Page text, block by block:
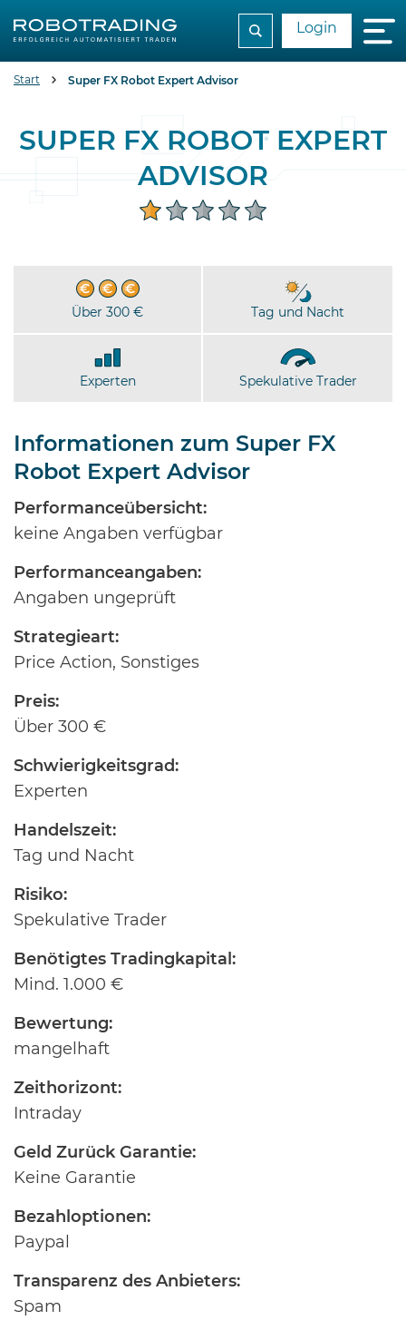
Login
Start Super FX Robot Expert Advisor
SUPER FX ROBOT EXPERT
ADVISOR
Über 300 € Tag und Nacht
Experten Spekulative Trader
Informationen zum Super FX
Robot Expert Advisor
Performanceübersicht:
keine Angaben verfügbar
Performanceangaben:
Angaben ungeprüft
Strategieart:
Price Action, Sonstiges
Preis:
Über 300 €
Schwierigkeitsgrad:
Experten
Handelszeit:
Tag und Nacht
Risiko:
Spekulative Trader
Benötigtes Tradingkapital:
Mind. 1.000 €
Bewertung:
mangelhaft
Zeithorizont:
Intraday
Geld Zurück Garantie:
Keine Garantie
Bezahloptionen:
Paypal
Transparenz des Anbieters:
Spam